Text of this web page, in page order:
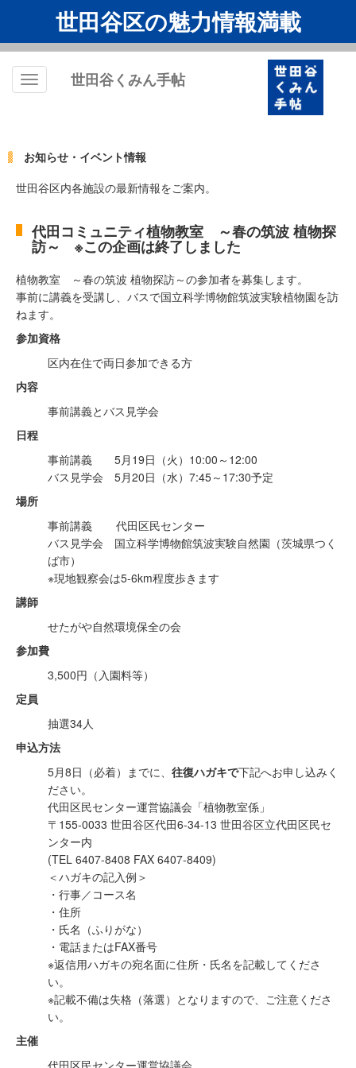
世田谷区の魅力情報満載
Toggle
世田谷くみん手帖
お知らせ・イベント情報
世田谷区内各施設の最新情報をご案内。
代田コミュニティ植物教室 ～春の筑波 植物探
訪～ ※この企画は終了しました
植物教室 ～春の筑波 植物探訪～の参加者を募集します。
事前に講義を受講し、バスで国立科学博物館筑波実験植物園を訪
ねます。
参加資格
区内在住で両日参加できる方
内容
事前講義とバス見学会
日程
事前講義 5月19日（火）10:00～12:00
バス見学会 5月20日（水）7:45～17:30予定
場所
事前講義 代田区民センター
バス見学会 国立科学博物館筑波実験自然園（茨城県つく
ば市）
※現地観察会は5-6km程度歩きます
講師
せたがや自然環境保全の会
参加費
3,500円（入園料等）
定員
抽選34人
申込方法
5月8日（必着）までに、 往復ハガキで下記へお申し込みく
ださい。
代田区民センター運営協議会「植物教室係」
〒155-0033 世田谷区代田6-34-13 世田谷区立代田区民セ
ンター内
(TEL 6407-8408 FAX 6407-8409)
＜ハガキの記入例＞
・行事／コース名
・住所
・氏名（ふりがな）
・電話またはFAX番号
※返信用ハガキの宛名面に住所・氏名を記載してくださ
い。
※記載不備は失格（落選）となりますので、ご注意くださ
い。
主催
代田区民センター運営協議会